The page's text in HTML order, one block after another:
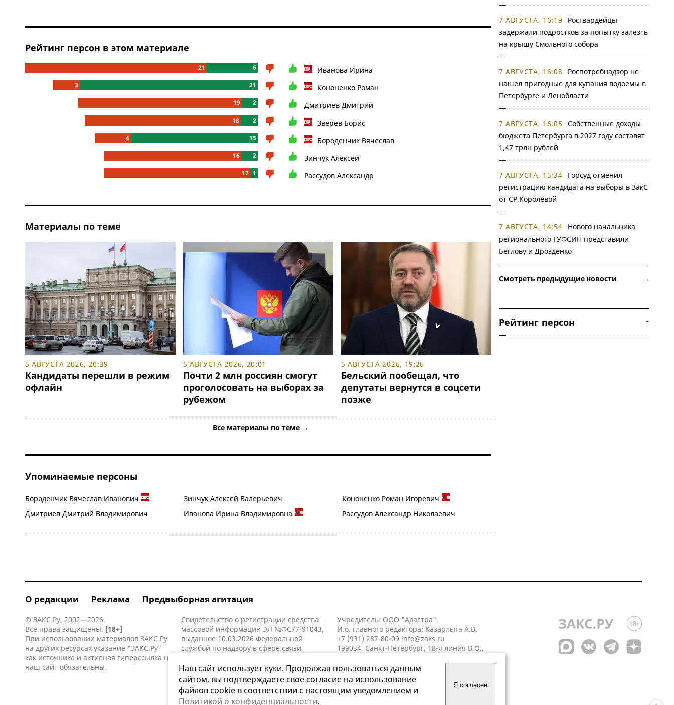
Рейтинг персон в этом материале
21 6 Иванова Ирина
3 21 Кононенко Роман
19 2 Дмитриев Дмитрий
18 2 Зверев Борис
4 15 Бороденчик Вячеслав
16 2 Зинчук Алексей
17 1 Рассудов Александр
Материалы по теме
5 АВГУСТА 2026, 20:39
Кандидаты перешли в режим
офлайн
5 АВГУСТА 2026, 20:01
Почти 2 млн россиян смогут
проголосовать на выборах за
рубежом
5 АВГУСТА 2026, 19:26
Бельский пообещал, что
депутаты вернутся в соцсети
позже
Все материалы по теме →
Упоминаемые персоны
Бороденчик Вячеслав Иванович
Дмитриев Дмитрий Владимирович
Зинчук Алексей Валерьевич
Иванова Ирина Владимировна
Кононенко Роман Игоревич
Рассудов Александр Николаевич
7 АВГУСТА, 16:19
Росгвардейцы
задержали подростков за попытку залезть
на крышу Смольного собора
7 АВГУСТА, 16:08
Роспотребнадзор не
нашел пригодные для купания водоемы в
Петербурге и Ленобласти
7 АВГУСТА, 16:05
Собственные доходы
бюджета Петербурга в 2027 году составят
1,47 трлн рублей
7 АВГУСТА, 15:34
Горсуд отменил
регистрацию кандидата на выборы в ЗакС
от СР Королевой
7 АВГУСТА, 14:54
Нового начальника
регионального ГУФСИН представили
Беглову и Дрозденко
Смотреть предыдущие новости →
Рейтинг персон ↑
О редакции Реклама Предвыборная агитация
© ЗАКС.Ру, 2002—2026.
Все права защищены. [18+]
При использовании материалов ЗАКС.Ру
на других ресурсах указание "ЗАКС.Ру"
как источника и активная гиперссылка на
наш сайт обязательны.
Свидетельство о регистрации средства
массовой информации ЭЛ №ФС77-91043,
выданное 10.03.2026 Федеральной
службой по надзору в сфере связи,
коммуникаций (Роскомнадзор).
Учредитель: ООО "Адастра".
И.о. главного редактора: Казарлыга А.В.
+7 (931) 287-80-09 info@zaks.ru
199034, Санкт-Петербург, 18-я линия В.О.,
Наш сайт использует куки. Продолжая пользоваться данным
сайтом, вы подтверждаете свое согласие на использование
файлов cookie в соответствии с настоящим уведомлением и
Политикой о конфиденциальности.
Я согласен